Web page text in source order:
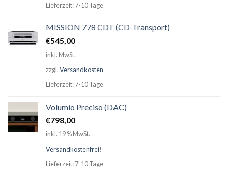
Lieferzeit: 7-10 Tage
MISSION 778 CDT (CD-Transport)
€545,00
inkl. MwSt.
zzgl.Versandkosten
Lieferzeit: 7-10 Tage
Volumio Preciso (DAC)
€798,00
inkl. 19 % MwSt.
Versandkostenfrei!
Lieferzeit: 7-10 Tage